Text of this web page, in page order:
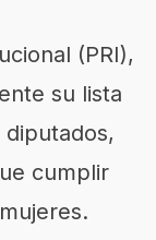
(PRI),
su lista
cumplir